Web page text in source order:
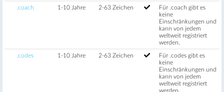
.coach 1-10 Jahre 2-63 Zeichen
Für .coach gibt es
keine
Einschränkungen und
kann von jedem
weltweit registriert
werden.
.codes 1-10 Jahre 2-63 Zeichen
Für .codes gibt es
keine
Einschränkungen und
kann von jedem
weltweit registriert
werden.